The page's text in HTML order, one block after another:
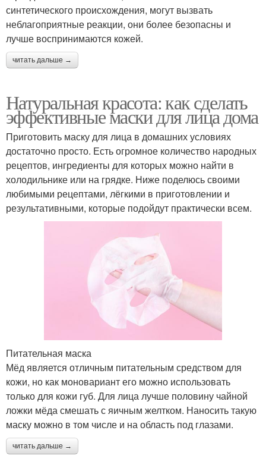
синтетического происхождения, могут вызвать
неблагоприятные реакции, они более безопасны и
лучше воспринимаются кожей.
читать дальше →
Натуральная красота: как сделать
эффективные маски для лица дома
Приготовить маску для лица в домашних условиях
достаточно просто. Есть огромное количество народных
рецептов, ингредиенты для которых можно найти в
холодильнике или на грядке. Ниже поделюсь своими
любимыми рецептами, лёгкими в приготовлении и
результативными, которые подойдут практически всем.
Питательная маска
Мёд является отличным питательным средством для
кожи, но как моновариант его можно использовать
только для кожи губ. Для лица лучше половину чайной
ложки мёда смешать с яичным желтком. Наносить такую
маску можно в том числе и на область под глазами.
читать дальше →